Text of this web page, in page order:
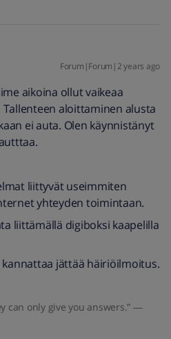
Forum|Forum|2 years ago
aikoina ollut vaikeaa
aloittaminen alusta
ei auta. Olen käynnistänyt
liittyvät useimmiten
yhteyden toimintaan.
liittämällä digiboksi kaapelilla
kannattaa jättää häiriöilmoitus.
can only give you answers.” ―